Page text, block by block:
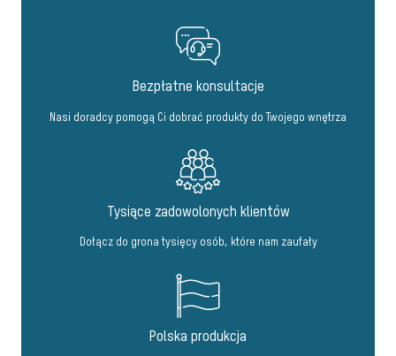
Bezpłatne konsultacje
Nasi doradcy pomogą Ci dobrać produkty do Twojego wnętrza
Tysiące zadowolonych klientów
Dołącz do grona tysięcy osób, które nam zaufały
Polska produkcja